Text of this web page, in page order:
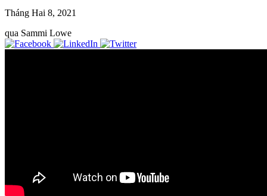
Tháng Hai 8, 2021
qua Sammi Lowe